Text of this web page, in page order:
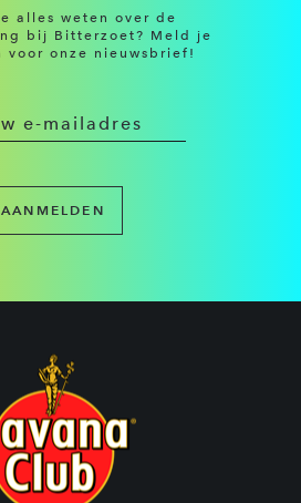
alles weten over de
bij Bitterzoet? Meld je
voor onze nieuwsbrief!
AANMELDEN